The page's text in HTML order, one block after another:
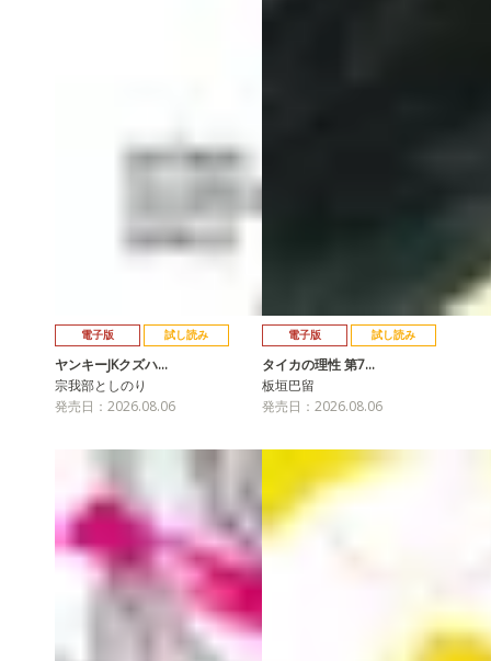
電子版 試し読み
ヤンキーJKクズハ…
宗我部としのり
発売日：2026.08.06
電子版 試し読み
タイカの理性 第7…
板垣巴留
発売日：2026.08.06